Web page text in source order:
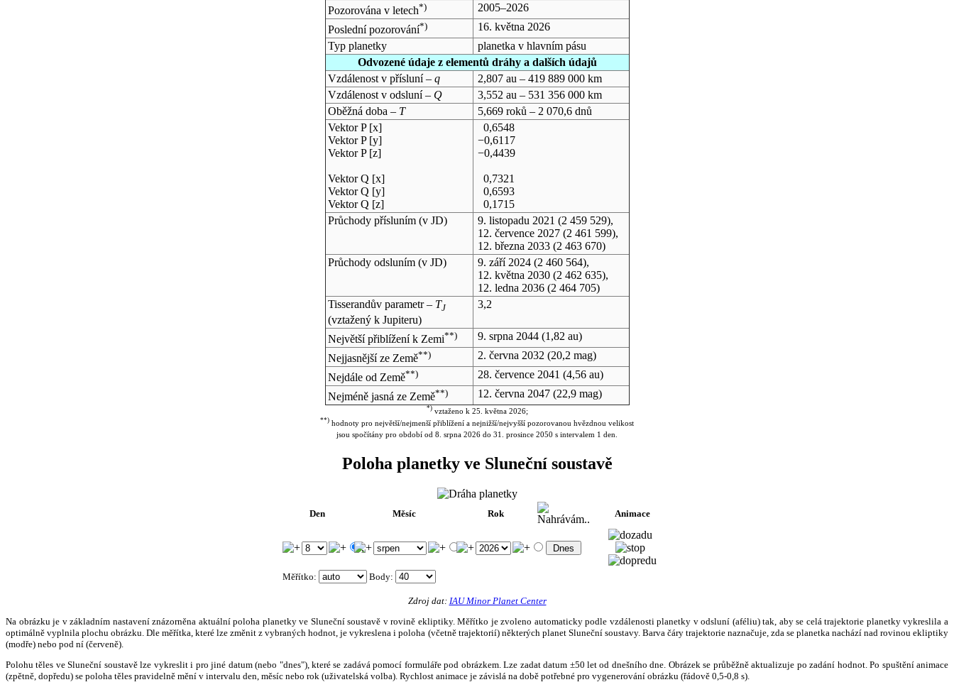
Pozorována v letech*)
2005–2026
Poslední pozorování*)
16. května 2026
Typ planetky
planetka v hlavním pásu
Odvozené údaje z elementů dráhy a dalších údajů
Vzdálenost v přísluní – q
2,807 au – 419 889 000 km
Vzdálenost v odsluní – Q
3,552 au – 531 356 000 km
Oběžná doba – T
5,669 roků – 2 070,6 dnů
Vektor P [x]
Vektor P [y]
Vektor P [z]
Vektor Q [x]
Vektor Q [y]
Vektor Q [z]
0,6548
−0,6117
−0,4439
0,7321
0,6593
0,1715
Průchody přísluním (v JD) 9. listopadu 2021 (2 459 529),
12. července 2027(2 461 599),
12. března 2033(2 463 670)
Průchody odsluním (v JD) 9. září 2024(2 460 564),
12. května 2030(2 462 635),
12. ledna 2036(2 464 705)
Tisserandův parametr – TJ
(vztažený k Jupiteru)
3,2
Největší přiblížení k Zemi**) 9. srpna 2044(1,82 au)
Nejjasnější ze Země**) 2. června 2032 (20,2 mag)
Nejdále od Země**) 28. července 2041 (4,56 au)
Nejméně jasná ze Země**) 12. června 2047(22,9 mag)
*)vztaženo k 25. května 2026;
**) hodnoty pro největší/nejmenší přiblížení a nejnižší/nejvyšší pozorovanou hvězdnou velikost
jsou spočítány pro období od 8. srpna 2026 do 31. prosince 2050 s intervalem 1 den.
Poloha planetky ve Sluneční soustavě
Den Měsíc Rok Animace
.
Měřítko: Body:
Zdroj dat: IAU Minor Planet Center
Na obrázku je v základním nastavení znázorněna aktuální poloha planetky ve Sluneční soustavě v rovině ekliptiky. Měřítko je zvoleno automaticky podle vzdálenosti planetky v odsluní (aféliu) tak, aby se celá trajektorie planetky vykreslila a
optimálně vyplnila plochu obrázku. Dle měřítka, které lze změnit z vybraných hodnot, je vykreslena i poloha (včetně trajektorií) některých planet Sluneční soustavy. Barva čáry trajektorie naznačuje, zda se planetka nachází nad rovinou ekliptiky
(modře) nebo pod ní (červeně).
Polohu těles ve Sluneční soustavě lze vykreslit i pro jiné datum (nebo "dnes"), které se zadává pomocí formuláře pod obrázkem. Lze zadat datum ±50 let od dnešního dne. Obrázek se průběžně aktualizuje po zadání hodnot. Po spuštění animace
(zpětně, dopředu) se poloha těles pravidelně mění v intervalu den, měsíc nebo rok (uživatelská volba). Rychlost animace je závislá na době potřebné pro vygenerování obrázku (řádově 0,5-0,8 s).